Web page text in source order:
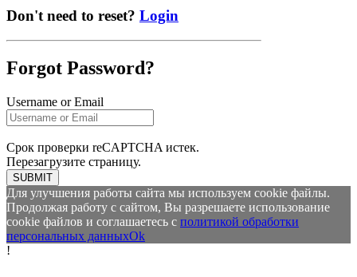
Don't need to reset? Login
Forgot Password?
Username or Email
Срок проверки reCAPTCHA истек.
Перезагрузите страницу.
SUBMIT
Для улучшения работы сайта мы используем cookie файлы.
Продолжая работу с сайтом, Вы разрешаете использование
cookie файлов и соглашаетесь с политикой обработки
персональных данныхOk
!